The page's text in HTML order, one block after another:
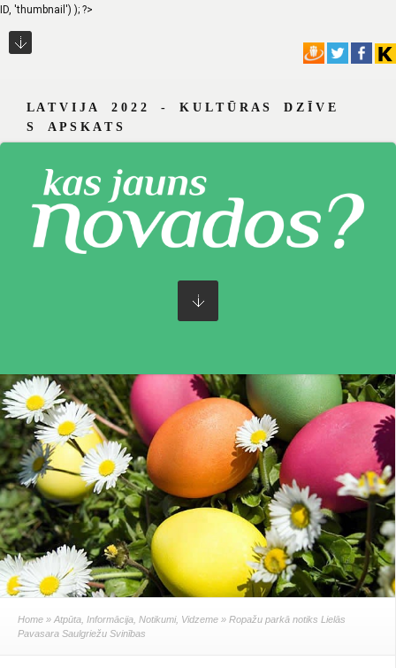
ID, 'thumbnail') ); ?>
L A T V I J A 2 0 2 2 - K U L T Ū R A S D Z Ī V E
S A P S K A T S
Home » Atpūta Informācija Notikumi, Vidzeme » Ropažu parkā notiks Lielās
Pavasara Saulgriežu Svinības